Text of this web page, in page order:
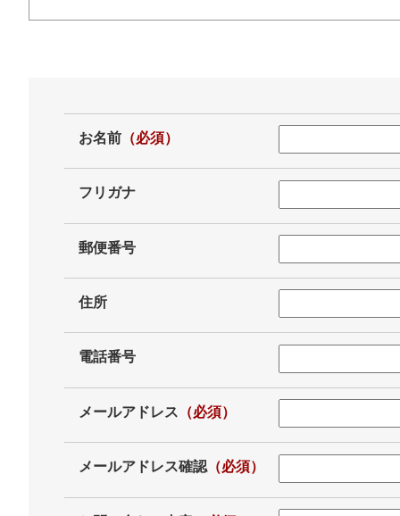
お名前 （必須）
フリガナ
郵便番号
住所
電話番号
メールアドレス （必須）
メールアドレス確認 （必須）